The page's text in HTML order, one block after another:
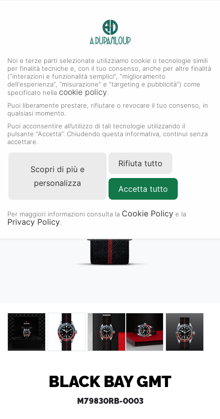
BLACK BAY GMT
M79830RB-0003
Noi e terze parti selezionate utilizziamo cookie o tecnologie simili
per finalità tecniche e, con il tuo consenso, anche per altre finalità
(“interazioni e funzionalità semplici”, “miglioramento
dell'esperienza”, “misurazione” e “targeting e pubblicità”) come
specificato nella cookie policy
Puoi liberamente prestare, rifiutare o revocare il tuo consenso, in
qualsiasi momento.
Puoi acconsentire all’utilizzo di tali tecnologie utilizzando il
pulsante “Accetta”. Chiudendo questa informativa, continui senza
accettare.
Scopri di più e
personalizza
Rifiuta tutto
Accetta tutto
Per maggiori informazioni consulta la Cookie Policy e la
Privacy Policy